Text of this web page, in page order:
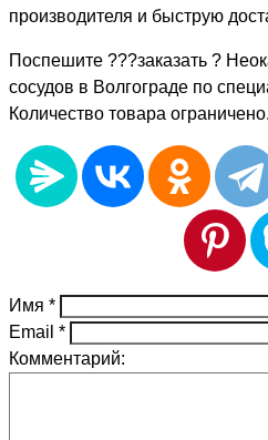
производителя и быструю
Поспешите ???заказать ?
сосудов в Волгограде по
Количество товара ограничено.
Имя *
Email *
Комментарий: